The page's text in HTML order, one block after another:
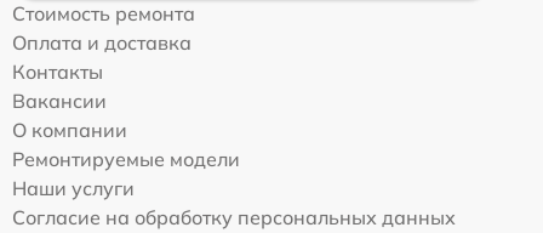
Стоимость ремонта
Оплата и доставка
Контакты
Вакансии
О компании
Ремонтируемые модели
Наши услуги
Согласие на обработку персональных данных